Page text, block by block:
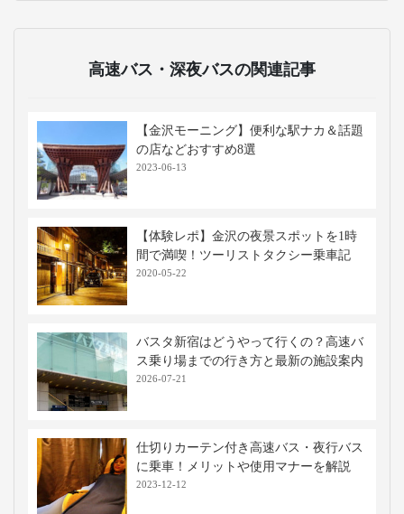
高速バス・深夜バスの関連記事
【金沢モーニング】便利な駅ナカ＆話題
の店などおすすめ8選
2023-06-13
【体験レポ】金沢の夜景スポットを1時
間で満喫！ツーリストタクシー乗車記
2020-05-22
バスタ新宿はどうやって行くの？高速バ
ス乗り場までの行き方と最新の施設案内
2026-07-21
仕切りカーテン付き高速バス・夜行バス
に乗車！メリットや使用マナーを解説
2023-12-12